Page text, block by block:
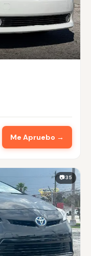
Me Apruebo →
📷 35